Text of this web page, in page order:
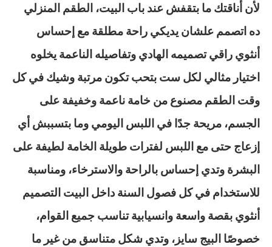
لأن أناقتك ما بتقفش عند باب البيت، الطقم المنزلي
ده اتصمم علشان يديكي راحة مطلقة مع إحساس
أنثوي راقي تصميمه الهادي وتفاصيله الناعمة يخلوه
اختيار مثالي لكل ست بتحب تكون مرتبة وشيك في كل
وقت الطقم مصنوع من خامة ناعمة وخفيفة على
الجسم، مريحة جدًا في اللبس اليومي وما بتسببش أي
إزعاج حتى مع اللبس لفترات طويلة الخامة لطيفة على
البشرة وتدي إحساس بالراحة والاسترخاء، ومناسبة
للاستخدام في كل فصول السنة داخل البيت التصميم
أنثوي بقصة واسعة وانسيابية تناسب جميع القوام،
خصوصًا البيج سايز، وتدي شكل متناسق من غير ما